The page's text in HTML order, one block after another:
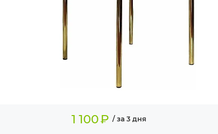
ОБОРУДОВАНИЕ
1 100₽ / за 3 дня